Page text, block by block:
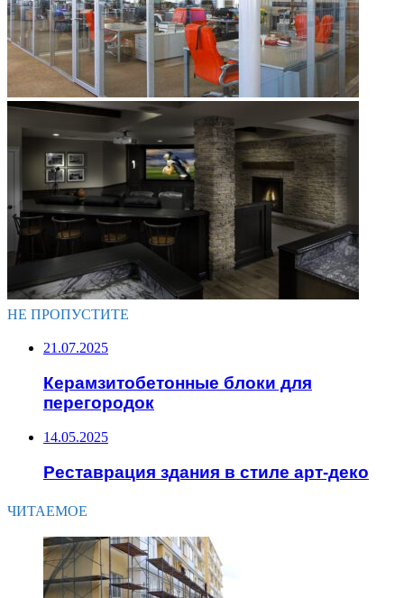
НЕ ПРОПУСТИТЕ
21.07.2025
Керамзитобетонные блоки для
перегородок
14.05.2025
Реставрация здания в стиле арт-деко
ЧИТАЕМОЕ